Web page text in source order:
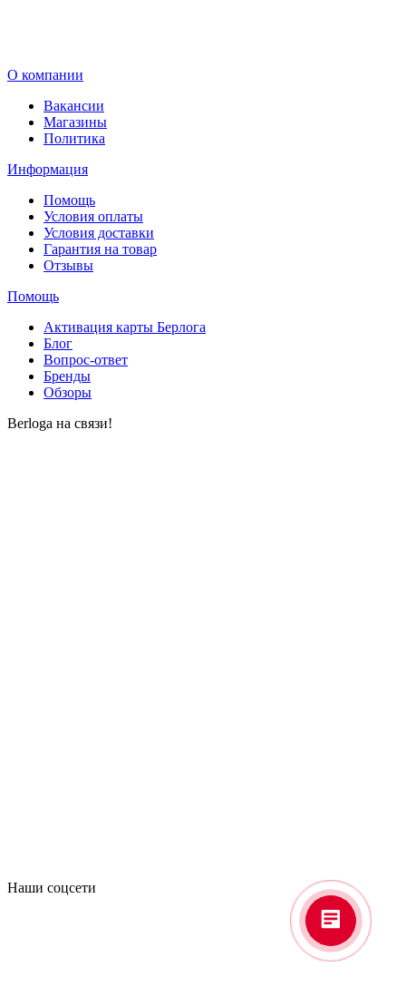
О компании
Вакансии
Магазины
Политика
Информация
Помощь
Условия оплаты
Условия доставки
Гарантия на товар
Отзывы
Помощь
Активация карты Берлога
Блог
Вопрос-ответ
Бренды
Обзоры
Berloga на связи!
Наши соцсети